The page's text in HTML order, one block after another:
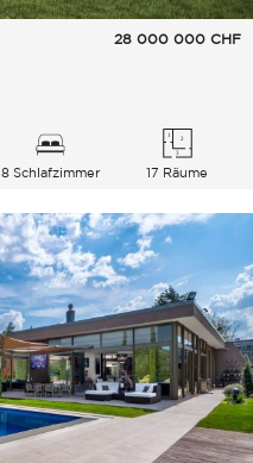
28 000 000 CHF
8 Schlafzimmer 17 Räume